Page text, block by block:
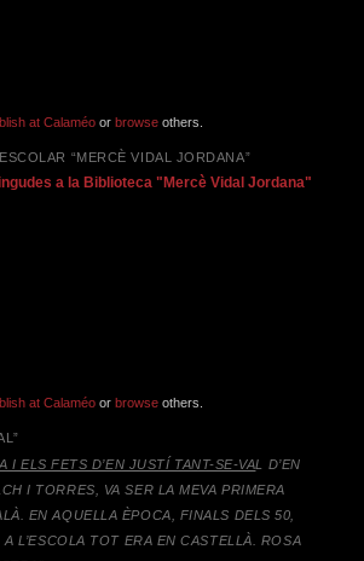
at Calaméo or browse others.
“MERCÈ VIDAL JORDANA”
a la Biblioteca "Mercè Vidal Jordana"
at Calaméo or browse others.
I ELS FETS D’EN JUSTÍ TANT-SE-VAL D’EN
I TORRES,
VA SER LA MEVA PRIMERA
EN AQUELLA ÈPOCA, FINALS DELS 50,
L’ESCOLA TOT ERA EN CASTELLÀ. ROSA